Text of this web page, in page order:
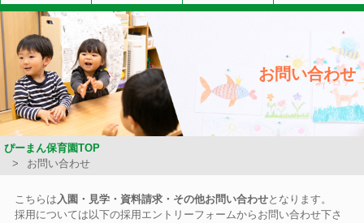
お問い合わせ
ぴーまん保育園TOP
お問い合わせ
こちらは入園・見学・資料請求・その他お問い合わせとなります。
採用については以下の採用エントリーフォームからお問い合わせ下さ